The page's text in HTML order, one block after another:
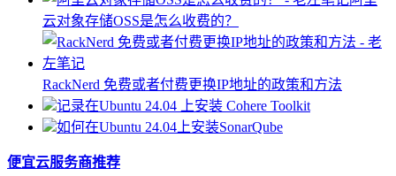
云对象存储OSS是怎么收费的？
RackNerd 免费或者付费更换IP地址的政策和方法
记录在Ubuntu 24.04 上安装 Cohere Toolkit
如何在Ubuntu 24.04上安装SonarQube
便宜云服务商推荐